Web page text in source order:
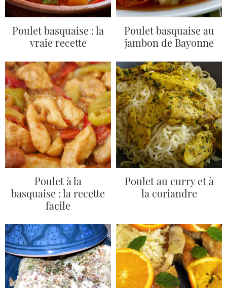
Poulet basquaise : la
vraie recette
Poulet basquaise au
jambon de Bayonne
Poulet à la
basquaise : la recette
facile
Poulet au curry et à
la coriandre